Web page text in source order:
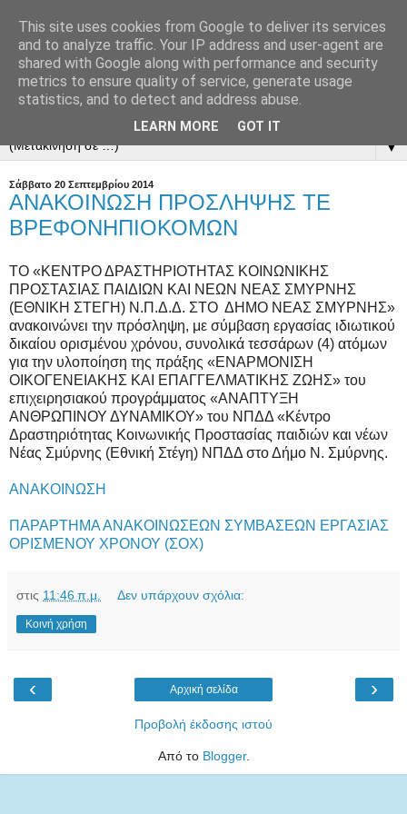
▼
Σάββατο 20 Σεπτεμβρίου 2014
ΑΝΑΚΟΙΝΩΣΗ ΠΡΟΣΛΗΨΗΣ ΤΕ
ΒΡΕΦΟΝΗΠΙΟΚΟΜΩΝ
ΤΟ «ΚΕΝΤΡΟ ΔΡΑΣΤΗΡΙΟΤΗΤΑΣ ΚΟΙΝΩΝΙΚΗΣ
ΠΡΟΣΤΑΣΙΑΣ ΠΑΙΔΙΩΝ ΚΑΙ ΝΕΩΝ ΝΕΑΣ ΣΜΥΡΝΗΣ
(ΕΘΝΙΚΗ ΣΤΕΓΗ) Ν.Π.Δ.Δ. ΣΤΟ ΔΗΜΟ ΝΕΑΣ ΣΜΥΡΝΗΣ»
ανακοινώνει την πρόσληψη, με σύμβαση εργασίας ιδιωτικού
δικαίου ορισμένου χρόνου, συνολικά τεσσάρων (4) ατόμων
για την υλοποίηση της πράξης «ΕΝΑΡΜΟΝΙΣΗ
ΟΙΚΟΓΕΝΕΙΑΚΗΣ ΚΑΙ ΕΠΑΓΓΕΛΜΑΤΙΚΗΣ ΖΩΗΣ» του
επιχειρησιακού προγράμματος «ΑΝΑΠΤΥΞΗ
ΑΝΘΡΩΠΙΝΟΥ ΔΥΝΑΜΙΚΟΥ» του ΝΠΔΔ «Κέντρο
Δραστηριότητας Κοινωνικής Προστασίας παιδιών και νέων
Νέας Σμύρνης (Εθνική Στέγη) ΝΠΔΔ στο Δήμο Ν. Σμύρνης.
ΑΝΑΚΟΙΝΩΣΗ
ΠΑΡΑΡΤΗΜΑ ΑΝΑΚΟΙΝΩΣΕΩΝ ΣΥΜΒΑΣΕΩΝ ΕΡΓΑΣΙΑΣ
ΟΡΙΣΜΕΝΟΥ ΧΡΟΝΟΥ (ΣΟΧ)
στις 11:46 π.μ. Δεν υπάρχουν σχόλια:
Κοινή χρήση
‹ ›
Αρχική σελίδα
Προβολή έκδοσης ιστού
Από το Blogger.
This site uses cookies from Google to deliver its services
and to analyze traffic. Your IP address and user-agent are
shared with Google along with performance and security
metrics to ensure quality of service, generate usage
statistics, and to detect and address abuse.
LEARN MORE GOT IT